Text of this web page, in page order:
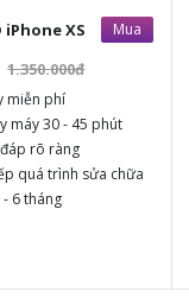
iPhone XS Mua
1.350.000đ
miễn phí
máy 30 - 45 phút
rõ ràng
quá trình sửa chữa
6 tháng